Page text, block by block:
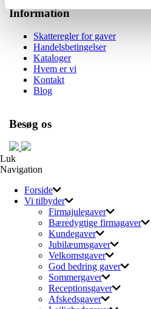
Information
Skatteregler for gaver
Handelsbetingelser
Kataloger
Hvem er vi
Kontakt
Blog
Besøg os
Luk
Navigation
Forside
Vi tilbyder
Firmajulegaver
Bæredygtige firmagaver
Kundegaver
Jubilæumsgaver
Velkomstgaver
God bedring gaver
Sommergaver
Receptionsgaver
Afskedsgaver